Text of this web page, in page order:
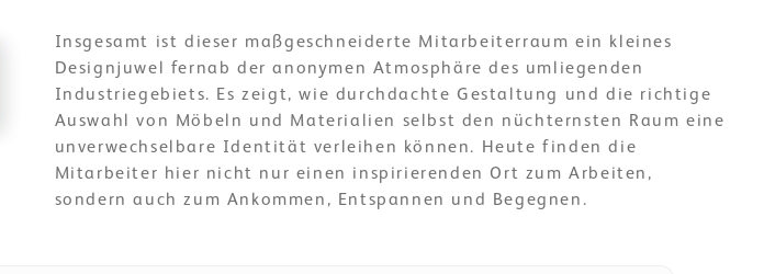
Insgesamt ist dieser maßgeschneiderte Mitarbeiterraum ein kleines
Designjuwel fernab der anonymen Atmosphäre des umliegenden
Industriegebiets. Es zeigt, wie durchdachte Gestaltung und die richtige
Auswahl von Möbeln und Materialien selbst den nüchternsten Raum eine
unverwechselbare Identität verleihen können. Heute finden die
Mitarbeiter hier nicht nur einen inspirierenden Ort zum Arbeiten,
sondern auch zum Ankommen, Entspannen und Begegnen.